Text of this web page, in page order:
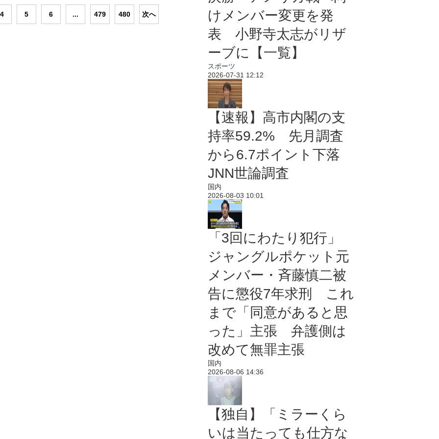
4 5 6 ... 479 480 次へ
けメンバー変更を発
表 小野寺太志がリザ
ーブに【一覧】
スポーツ
2026-07-31 12:12
【速報】高市内閣の支
持率59.2% 先月調査
から6.7ポイント下落
JNN世論調査
国内
2026-08-03 10:01
「3回にわたり犯行」
ジャングルポケット元
メンバー・斉藤慎二被
告に懲役7年求刑 これ
まで「同意があると思
った」主張 弁護側は
改めて無罪主張
国内
2026-08-06 14:36
【独自】「ミラーくら
いは当たっても仕方な